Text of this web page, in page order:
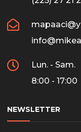
Lun. - Sam.
8:00 - 17:00
NEWSLETTER